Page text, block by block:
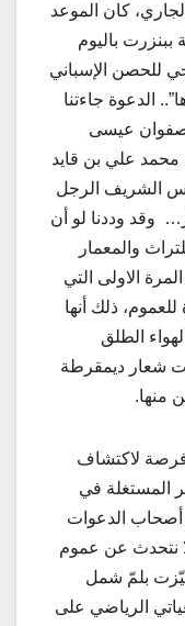
الماضي، 23 جوان الجاري، كان الموعد
باليوم
للحصن الإسباني
الدعوة جاءتنا
صفوان عيسى
محمد علي بن قايد
الشريف الرجل
وقد وددنا لو أن
والمعمار
الاولى التي
ذلك أنها
الطلق
شعار ديمقرطة
منها.
فرصة لاكتشاف
المستغلة في
الدعوات
نتحدث عن عموم
بلمّ شمل
الرياضي على